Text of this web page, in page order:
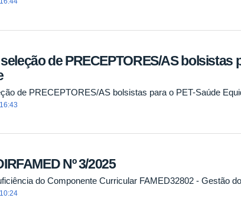
de PRECEPTORES/AS bolsistas
de PRECEPTORES/AS bolsistas para o PET-Saúde
Nº 3/2025
do Componente Curricular FAMED32802 - Gestão